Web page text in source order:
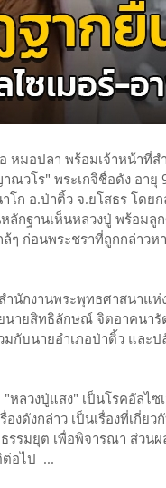
มอปลา พร้อมเจ้าหน้าที่ส
วโร" พระเกจิชื่อดัง อายุ
ก อ.ป่าติ้ว จ.ยโสธร โดย
ลักฐานเห็นหลวงปู่ พร้อม
ๆ ก่อนพระชราที่ถูกกล่าว
นักงานพระพุทธศาสนาแห่
นายสิทธิลักษณ์ จิตอาคนา
กับนายอำเภอป่าติ้ว และ
ลวงปู่แสง" เป็นโรคอัลไซ
งดังกล่าว เป็นเรื่องที่เกี่ย
รมยุต เพื่อพิจารณา ส่วน
ต่อไป ...